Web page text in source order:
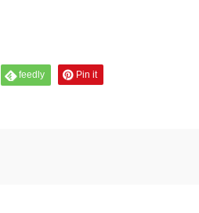
feedly Pin it